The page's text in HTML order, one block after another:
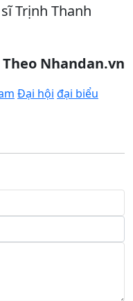
Trịnh Thanh
Theo Nhandan.vn
Đại hội đại biểu